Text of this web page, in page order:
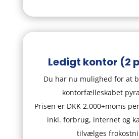
Ledigt kontor (2
Du har nu mulighed for at
kontorfælleskabet
Prisen er DKK 2.000+moms
inkl. forbrug, internet og
tilvælges